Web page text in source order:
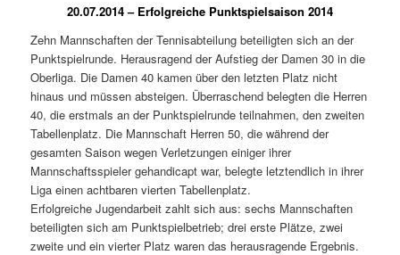
20.07.2014 – Erfolgreiche Punktspielsaison 2014
Zehn Mannschaften der Tennisabteilung beteiligten sich an der
Punktspielrunde. Herausragend der Aufstieg der Damen 30 in die
Oberliga. Die Damen 40 kamen über den letzten Platz nicht
hinaus und müssen absteigen. Überraschend belegten die Herren
40, die erstmals an der Punktspielrunde teilnahmen, den zweiten
Tabellenplatz. Die Mannschaft Herren 50, die während der
gesamten Saison wegen Verletzungen einiger ihrer
Mannschaftsspieler gehandicapt war, belegte letztendlich in ihrer
Liga einen achtbaren vierten Tabellenplatz.
Erfolgreiche Jugendarbeit zahlt sich aus: sechs Mannschaften
beteiligten sich am Punktspielbetrieb; drei erste Plätze, zwei
zweite und ein vierter Platz waren das herausragende Ergebnis.